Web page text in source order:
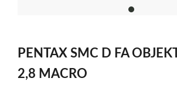
item
of
1
PENTAX SMC D FA
2,8 MACRO